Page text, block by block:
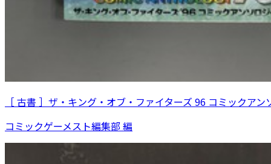
［ 古書 ］ザ・キング・オブ・ファイターズ 96 コミックアン
コミックゲーメスト編集部 編